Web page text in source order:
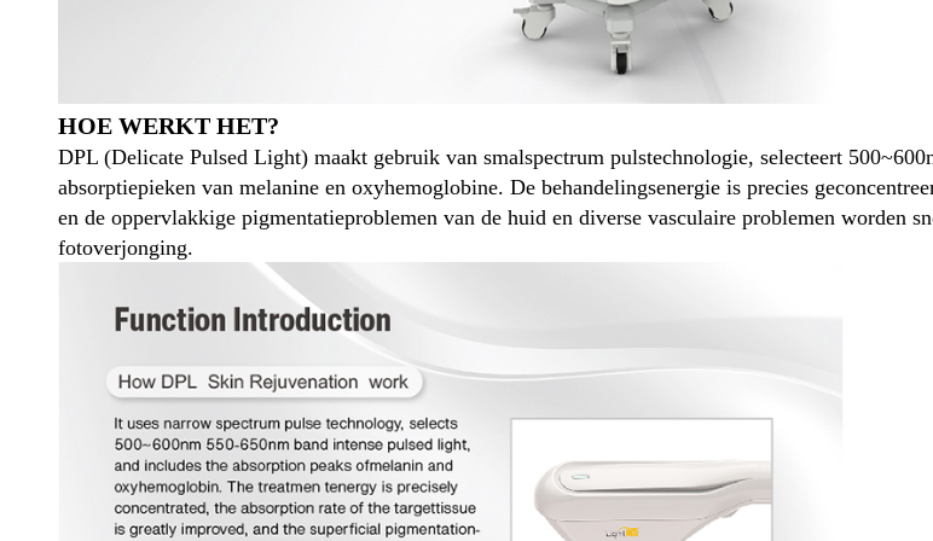
HOE WERKT HET?
DPL (Delicate Pulsed Light) maakt gebruik van smalspectrum pulstechnologie, selecteert
absorptiepieken van melanine en oxyhemoglobine. De behandelingsenergie is precies
en de oppervlakkige pigmentatieproblemen van de huid en diverse vasculaire problemen worden
fotoverjonging.